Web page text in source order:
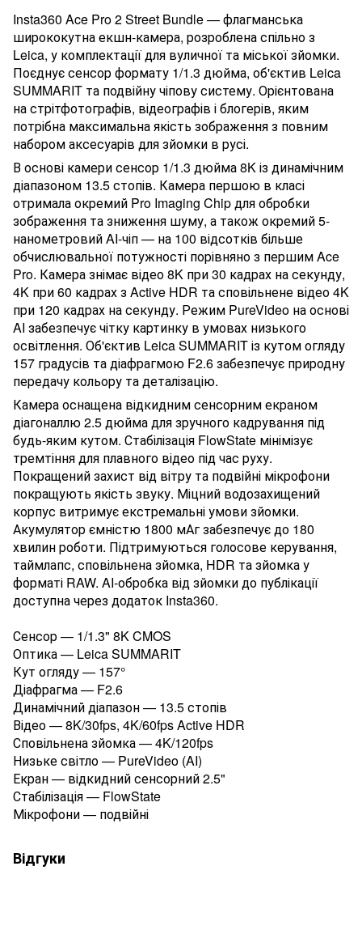
Insta360 Ace Pro 2 Street Bundle — флагманська
ширококутна екшн-камера, розроблена спільно з
Leica, у комплектації для вуличної та міської зйомки.
Поєднує сенсор формату 1/1.3 дюйма, об'єктив Leica
SUMMARIT та подвійну чіпову систему. Орієнтована
на стрітфотографів, відеографів і блогерів, яким
потрібна максимальна якість зображення з повним
набором аксесуарів для зйомки в русі.
В основі камери сенсор 1/1.3 дюйма 8K із динамічним
діапазоном 13.5 стопів. Камера першою в класі
отримала окремий Pro Imaging Chip для обробки
зображення та зниження шуму, а також окремий 5-
нанометровий AI-чіп — на 100 відсотків більше
обчислювальної потужності порівняно з першим Ace
Pro. Камера знімає відео 8K при 30 кадрах на секунду,
4K при 60 кадрах з Active HDR та сповільнене відео 4K
при 120 кадрах на секунду. Режим PureVideo на основі
AI забезпечує чітку картинку в умовах низького
освітлення. Об'єктив Leica SUMMARIT із кутом огляду
157 градусів та діафрагмою F2.6 забезпечує природну
передачу кольору та деталізацію.
Камера оснащена відкидним сенсорним екраном
діагоналлю 2.5 дюйма для зручного кадрування під
будь-яким кутом. Стабілізація FlowState мінімізує
тремтіння для плавного відео під час руху.
Покращений захист від вітру та подвійні мікрофони
покращують якість звуку. Міцний водозахищений
корпус витримує екстремальні умови зйомки.
Акумулятор ємністю 1800 мАг забезпечує до 180
хвилин роботи. Підтримуються голосове керування,
таймлапс, сповільнена зйомка, HDR та зйомка у
форматі RAW. AI-обробка від зйомки до публікації
доступна через додаток Insta360.
Сенсор — 1/1.3" 8K CMOS
Оптика — Leica SUMMARIT
Кут огляду — 157°
Діафрагма — F2.6
Динамічний діапазон — 13.5 стопів
Відео — 8K/30fps, 4K/60fps Active HDR
Сповільнена зйомка — 4K/120fps
Низьке світло — PureVideo (AI)
Екран — відкидний сенсорний 2.5"
Стабілізація — FlowState
Мікрофони — подвійні
Відгуки